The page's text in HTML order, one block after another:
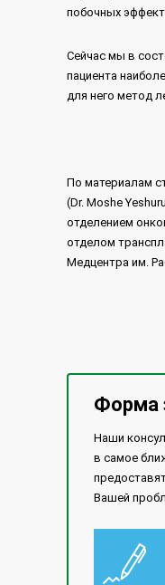
побочных
Сейчас мы в
пациента
для него метод
По материалам
(Dr. Moshe
отделением
отделом
Медцентра им.
Форма
Наши
в самое
Вашей